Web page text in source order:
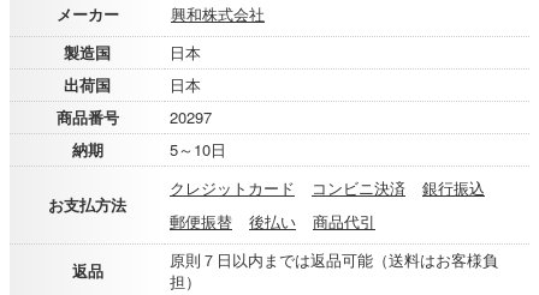
メーカー
興和株式会社
製造国
日本
出荷国
日本
商品番号
20297
納期
5～10日
お支払方法
クレジットカード コンビニ決済
銀行振込
郵便振替
後払い 商品代引
返品
原則７日以内までは返品可能（送料はお客様負
担）